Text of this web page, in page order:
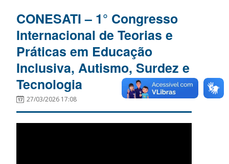
CONESATI – 1° Congresso
Internacional de Teorias e
Práticas em Educação
Inclusiva, Autismo, Surdez e
Tecnologia
27/03/2026 17:08